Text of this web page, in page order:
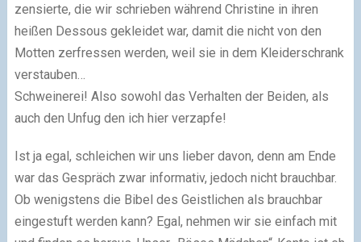
zensierte, die wir schrieben während Christine in ihren
heißen Dessous gekleidet war, damit die nicht von den
Motten zerfressen werden, weil sie in dem Kleiderschrank
verstauben…
Schweinerei! Also sowohl das Verhalten der Beiden, als
auch den Unfug den ich hier verzapfe!
Ist ja egal, schleichen wir uns lieber davon, denn am Ende
war das Gespräch zwar informativ, jedoch nicht brauchbar.
Ob wenigstens die Bibel des Geistlichen als brauchbar
eingestuft werden kann? Egal, nehmen wir sie einfach mit